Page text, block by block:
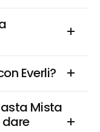
Everli?
Mista
dare